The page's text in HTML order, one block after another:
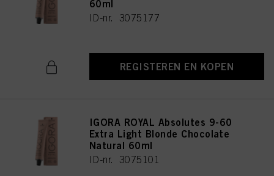
60ml
ID-nr. 3075177
REGISTEREN EN KOPEN
IGORA ROYAL Absolutes 9-60
Extra Light Blonde Chocolate
Natural 60ml
ID-nr. 3075101